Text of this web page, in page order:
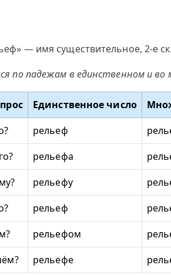
— имя существительное, 2-е
по падежам в единственном и
Единственное число
рельеф
рельефа
рельефу
рельеф
рельефом
рельефе